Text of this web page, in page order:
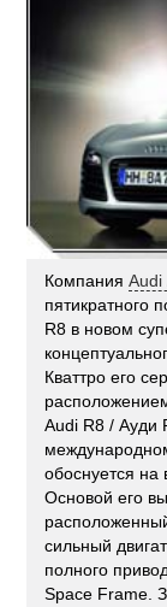
КомпанияAudi
пятикратного
R8 в новом
Кваттро его
Audi R8 / Ауди
обоснуется
Основой его
сильный
полного
Space Frame.